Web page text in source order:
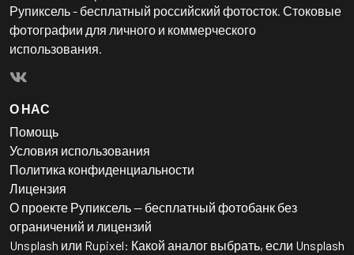
Рупиксель - бесплатный российский фотосток. Стоковые
фотографии для личного и коммерческого
использования.
О НАС
Помощь
Условия использования
Политика конфиденциальности
Лицензия
О проекте Рупиксель — бесплатный фотобанк без
ограничений и лицензий
Unsplash или Rupixel: Какой аналог выбрать, если Unsplash